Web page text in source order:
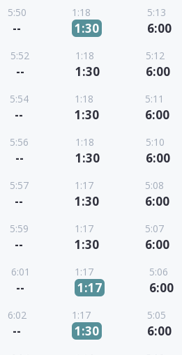
5:50
--
1:18
1:30
5:13
6:00
5:52
--
1:18
1:30
5:12
6:00
5:54
--
1:18
1:30
5:11
6:00
5:56
--
1:18
1:30
5:10
6:00
5:57
--
1:17
1:30
5:08
6:00
5:59
--
1:17
1:30
5:07
6:00
6:01
--
1:17
1:17
5:06
6:00
6:02
--
1:17
1:30
5:05
6:00